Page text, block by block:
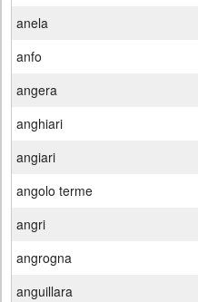
anela
anfo
angera
anghiari
angiari
angolo terme
angri
angrogna
anguillara